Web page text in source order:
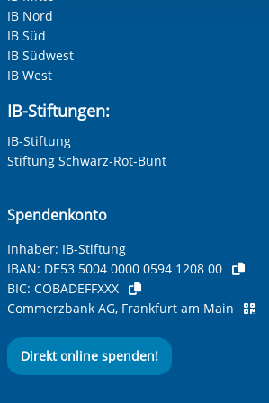
Adresse (PLZ, Ort, Strasse)
Ihre E-Mail-Adresse
Ihre Telefonnummer
Betreff ihrer Anfrage
Ihre Nachricht*
IB Nord
IB Süd
IB Südwest
IB West
IB-Stiftungen:
IB-Stiftung
Stiftung Schwarz-Rot-Bunt
Spendenkonto
Inhaber: IB-Stiftung
IBAN: DE53 5004 0000 0594 1208 00
BIC: COBADEFFXXX
Commerzbank AG, Frankfurt am Main
Direkt online spenden!